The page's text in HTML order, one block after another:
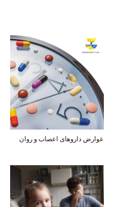
عوارض داروهای اعصاب و روان